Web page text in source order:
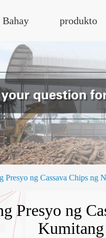
Bahay produkto
Presyo ng Cassava Chips ng
Presyo ng
Kumitang